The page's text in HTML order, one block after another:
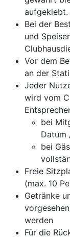
aufgeklebt.
Bei der
und
Vor dem
an der
Jeder
wird vom
bei
Datum
bei
Freie
(max. 10
Getränke
werden
Für die